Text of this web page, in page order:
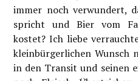
immer noch verwundert,
spricht und Bier vom
kostet? Ich liebe
kleinbürgerlichen Wunsch
in den Transit und seinen